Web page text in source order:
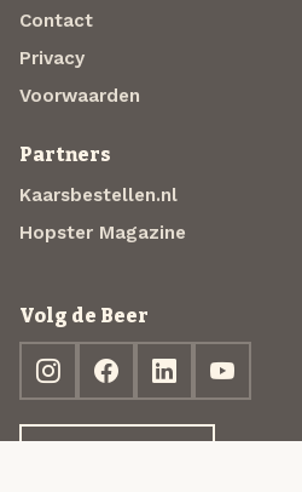
Contact
Privacy
Voorwaarden
Partners
Kaarsbestellen.nl
Hopster Magazine
Volg de Beer